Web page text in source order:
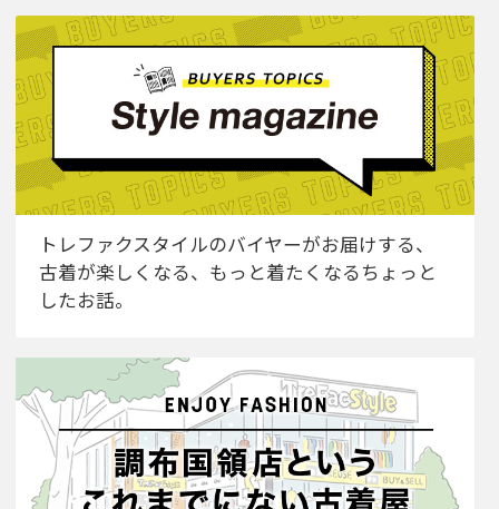
トレファクスタイルのバイヤーがお届けする、
古着が楽しくなる、もっと着たくなるちょっと
したお話。